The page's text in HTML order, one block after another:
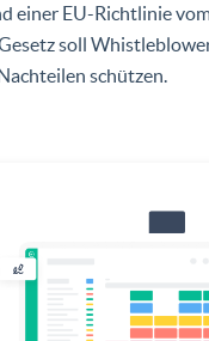
einer EU-Richtlinie
soll
schützen.